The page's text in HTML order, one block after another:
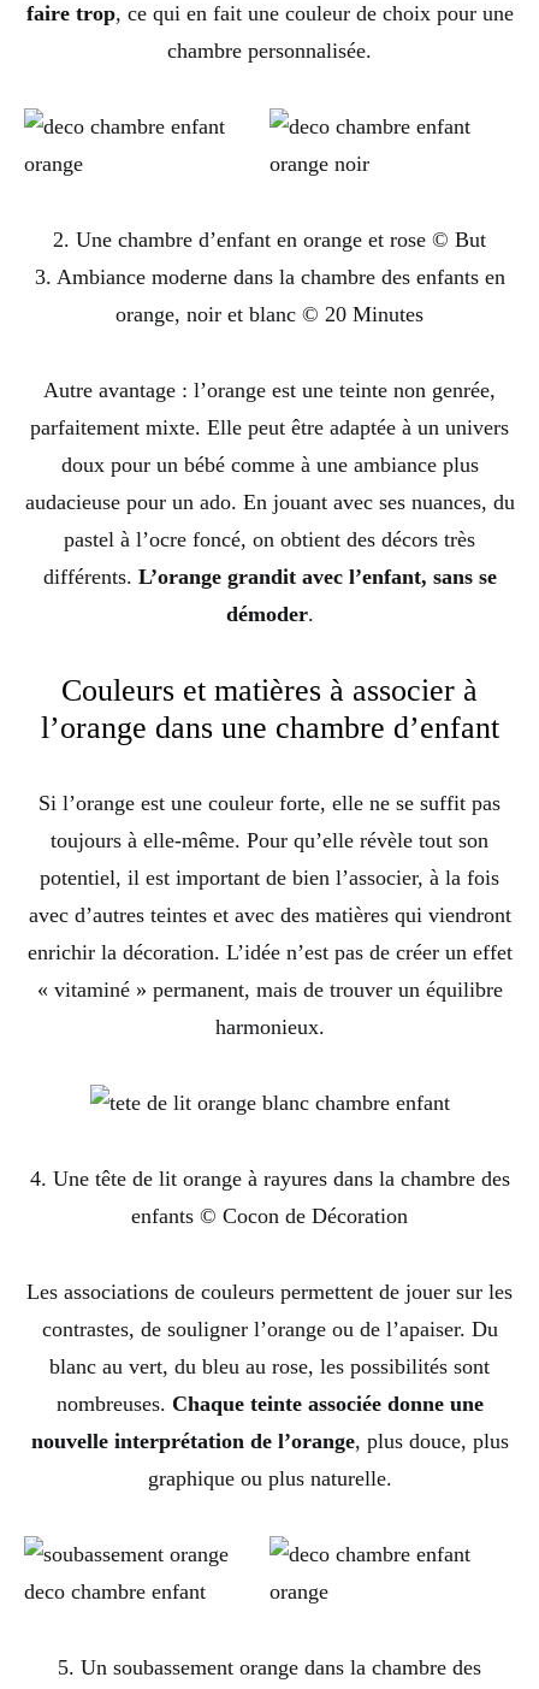
faire trop, ce qui en fait une couleur de choix pour une
chambre personnalisée.
2. Une chambre d’enfant en orange et rose © But
3. Ambiance moderne dans la chambre des enfants en
orange, noir et blanc © 20 Minutes
Autre avantage : l’orange est une teinte non genrée,
parfaitement mixte. Elle peut être adaptée à un univers
doux pour un bébé comme à une ambiance plus
audacieuse pour un ado. En jouant avec ses nuances, du
pastel à l’ocre foncé, on obtient des décors très
différents. L’orange grandit avec l’enfant, sans se
démoder.
Couleurs et matières à associer à
l’orange dans une chambre d’enfant
Si l’orange est une couleur forte, elle ne se suffit pas
toujours à elle-même. Pour qu’elle révèle tout son
potentiel, il est important de bien l’associer, à la fois
avec d’autres teintes et avec des matières qui viendront
enrichir la décoration. L’idée n’est pas de créer un effet
« vitaminé » permanent, mais de trouver un équilibre
harmonieux.
4. Une tête de lit orange à rayures dans la chambre des
enfants © Cocon de Décoration
Les associations de couleurs permettent de jouer sur les
contrastes, de souligner l’orange ou de l’apaiser. Du
blanc au vert, du bleu au rose, les possibilités sont
nombreuses. Chaque teinte associée donne une
nouvelle interprétation de l’orange, plus douce, plus
graphique ou plus naturelle.
5. Un soubassement orange dans la chambre des